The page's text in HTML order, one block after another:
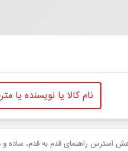
استرس راهنمای قدم به قدم، ساده